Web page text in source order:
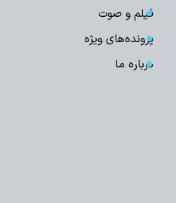
فیلم و صوت
پرونده‌های ویژه
درباره ما